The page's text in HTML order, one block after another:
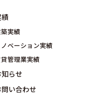
実績
ノベーション実績
管理業実績
知らせ
問い合わせ